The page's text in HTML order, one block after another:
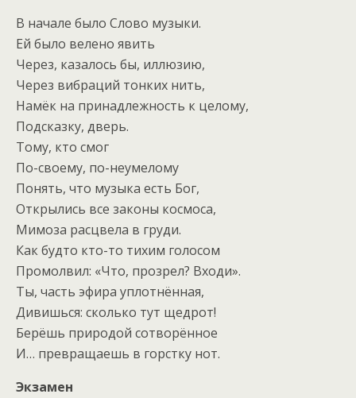
В начале было Слово музыки.
Ей было велено явить
Через, казалось бы, иллюзию,
Через вибраций тонких нить,
Намёк на принадлежность к целому,
Подсказку, дверь.
Тому, кто смог
По-своему, по-неумелому
Понять, что музыка есть Бог,
Открылись все законы космоса,
Мимоза расцвела в груди.
Как будто кто-то тихим голосом
Промолвил: «Что, прозрел? Входи».
Ты, часть эфира уплотнённая,
Дивишься: сколько тут щедрот!
Берёшь природой сотворённое
И… превращаешь в горстку нот.
Экзамен